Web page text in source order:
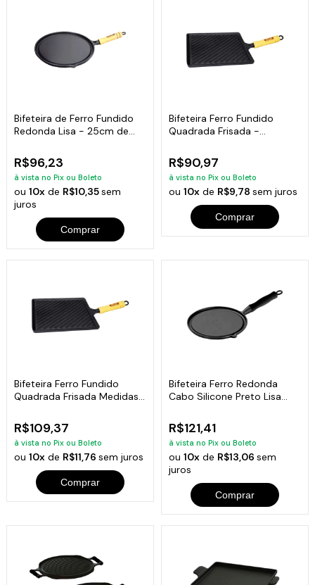
Bifeteira de Ferro Fundido
Redonda Lisa - 25cm de
R$96,23
à vista no Pix ou Boleto
ou10x de R$10,35sem
juros
Comprar
Bifeteira Ferro Fundido
Quadrada Frisada -
R$90,97
à vista no Pix ou Boleto
ou 10xde R$9,78 sem juros
Comprar
Bifeteira Ferro Fundido
Quadrada Frisada Medidas
R$109,37
à vista no Pix ou Boleto
ou10x de R$11,76sem juros
Comprar
Bifeteira Ferro Redonda
Cabo Silicone Preto Lisa
R$121,41
à vista no Pix ou Boleto
ou 10xde R$13,06 sem
juros
Comprar